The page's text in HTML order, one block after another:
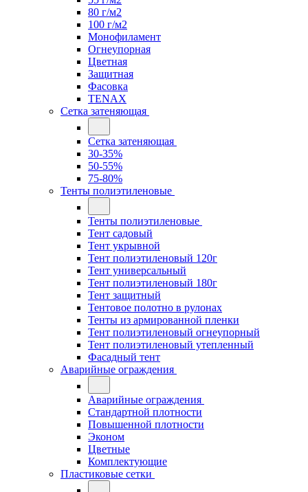
80 г/м2
100 г/м2
Монофиламент
Огнеупорная
Цветная
Защитная
Фасовка
TENAX
Сетка затеняющая
Сетка затеняющая
30-35%
50-55%
75-80%
Тенты полиэтиленовые
Тенты полиэтиленовые
Тент садовый
Тент укрывной
Тент полиэтиленовый 120г
Тент универсальный
Тент полиэтиленовый 180г
Тент защитный
Тентовое полотно в рулонах
Тенты из армированной пленки
Тент полиэтиленовый огнеупорный
Тент полиэтиленовый утепленный
Фасадный тент
Аварийные ограждения
Аварийные ограждения
Стандартной плотности
Повышенной плотности
Эконом
Цветные
Комплектующие
Пластиковые сетки